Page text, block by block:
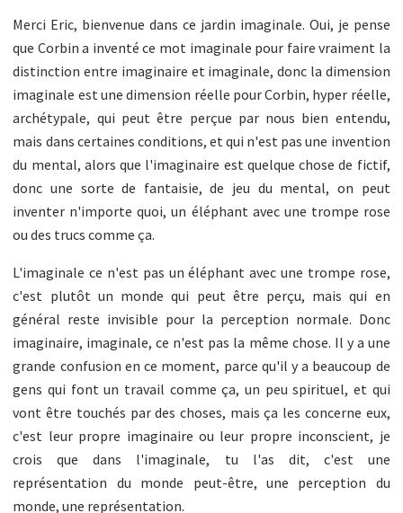
Merci Eric, bienvenue dans ce jardin imaginale. Oui, je pense
que Corbin a inventé ce mot imaginale pour faire vraiment la
distinction entre imaginaire et imaginale, donc la dimension
imaginale est une dimension réelle pour Corbin, hyper réelle,
archétypale, qui peut être perçue par nous bien entendu,
mais dans certaines conditions, et qui n'est pas une invention
du mental, alors que l'imaginaire est quelque chose de fictif,
donc une sorte de fantaisie, de jeu du mental, on peut
inventer n'importe quoi, un éléphant avec une trompe rose
ou des trucs comme ça.
L'imaginale ce n'est pas un éléphant avec une trompe rose,
c'est plutôt un monde qui peut être perçu, mais qui en
général reste invisible pour la perception normale. Donc
imaginaire, imaginale, ce n'est pas la même chose. Il y a une
grande confusion en ce moment, parce qu'il y a beaucoup de
gens qui font un travail comme ça, un peu spirituel, et qui
vont être touchés par des choses, mais ça les concerne eux,
c'est leur propre imaginaire ou leur propre inconscient, je
crois que dans l'imaginale, tu l'as dit, c'est une
représentation du monde peut-être, une perception du
monde, une représentation.